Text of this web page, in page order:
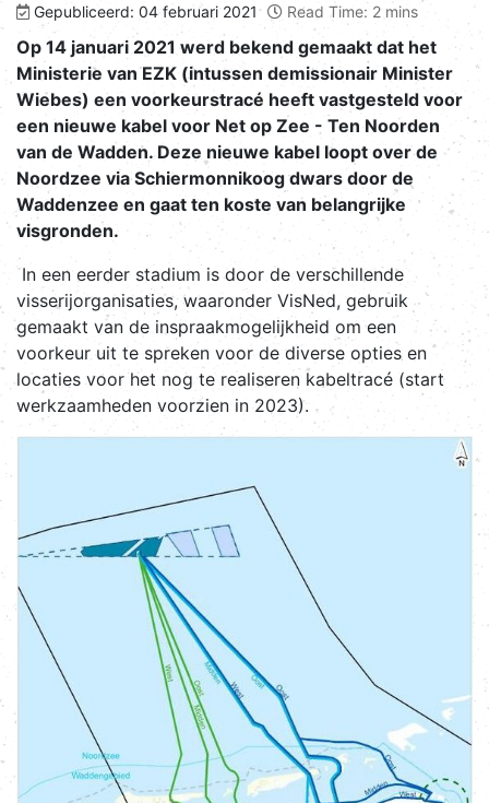
Gepubliceerd: 04 februari 2021 Read Time: 2 mins
Op 14 januari 2021 werd bekend gemaakt dat het
Ministerie van EZK (intussen demissionair Minister
Wiebes) een voorkeurstracé heeft vastgesteld voor
een nieuwe kabel voor Net op Zee - Ten Noorden
van de Wadden. Deze nieuwe kabel loopt over de
Noordzee via Schiermonnikoog dwars door de
Waddenzee en gaat ten koste van belangrijke
visgronden.
In een eerder stadium is door de verschillende
visserijorganisaties, waaronder VisNed, gebruik
gemaakt van de inspraakmogelijkheid om een
voorkeur uit te spreken voor de diverse opties en
locaties voor het nog te realiseren kabeltracé (start
werkzaamheden voorzien in 2023).